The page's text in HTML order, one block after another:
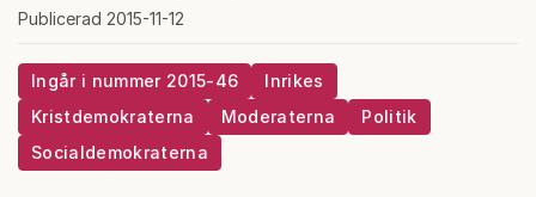
Publicerad 2015-11-12
Ingår i nummer 2015-46
Inrikes
Kristdemokraterna
Moderaterna
Politik
Socialdemokraterna